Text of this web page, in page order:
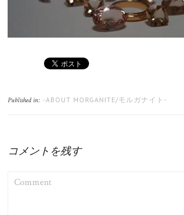
Published in: -ABOUT MORGANITE/モルガナイト-
コメントを残す